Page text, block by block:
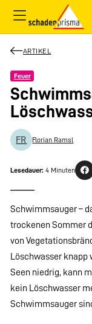
ARTIKEL
Feuer
FR Florian Ramsl
Lesedauer: 4 Minuten
Schwimmsauger –
trockenen Sommer
von
Löschwasser knapp
Seen niedrig, kann
kein Löschwasser
Schwimmsauger